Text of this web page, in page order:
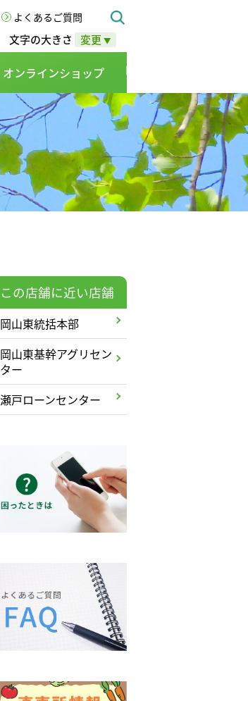
文字の大きさ 変更 ▼
オンラインショップ
よくあるご質問
この店舗に近い店舗
岡山東統括本部
岡山東基幹アグリセン
ター
瀬戸ローンセンター